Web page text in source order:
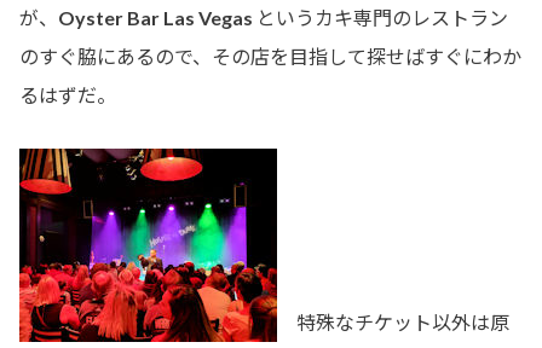
が、 Oyster Bar Las Vegas というカキ専門のレストラン
のすぐ脇にあるので、その店を目指して探せばすぐにわか
るはずだ。
特殊なチケット以外は原